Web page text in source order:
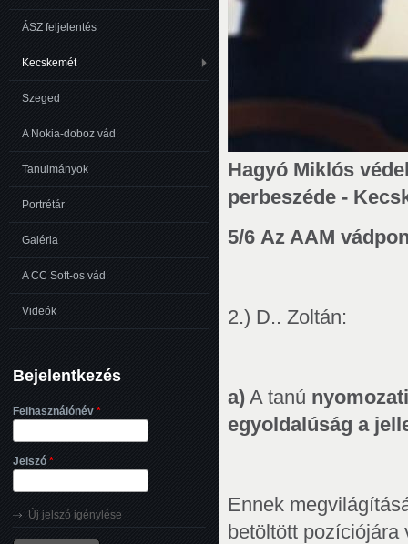
Hagyó Miklós
perbeszéde -
5/6 Az AAM
2.) D.. Zoltán:
a) A tanú
egyoldalúság a
Ennek
betöltött pozíciójára
ÁSZ feljelentés
Kecskemét
Szeged
A Nokia-doboz vád
Tanulmányok
Portrétár
Galéria
A CC Soft-os vád
Videók
Bejelentkezés
Felhasználónév *
Jelszó *
Új jelszó igénylése